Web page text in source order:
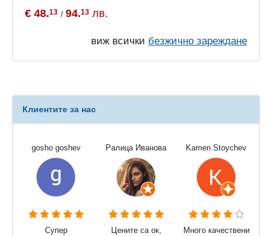
€ 48.13 / 94.13 лв.
виж всички безжично зареждане
Клиентите за нас
gosho goshev
Супер
Ралица Иванова
Цените са ок,
Kamen Stoychev
Много качествени